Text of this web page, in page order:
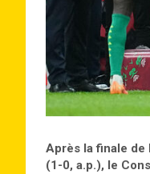
Après la finale de
(1-0, a.p.), le